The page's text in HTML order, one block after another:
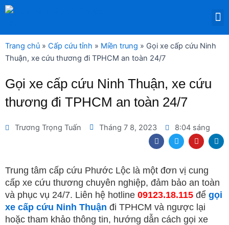
Nhảy
dung
Trang chủ » Cấp cứu tỉnh » Miền trung » Gọi xe cấp cứu Ninh
Thuận, xe cứu thương đi TPHCM an toàn 24/7
Gọi xe cấp cứu Ninh Thuận, xe cứu
thương đi TPHCM an toàn 24/7
Trương Trọng Tuấn Tháng 7 8, 2023 8:04 sáng
F
a
c
b
o
o
k
T
w
i
t
e
r
Y
o
u
u
b
e
L
i
n
i
n
Trung tâm cấp cứu Phước Lộc là một đơn vị cung
cấp xe cứu thương chuyên nghiệp, đảm bảo an toàn
và phục vụ 24/7. Liên hệ hotline 09123.18.115 để gọi
xe cấp cứu Ninh Thuận đi TPHCM và ngược lại
hoặc tham khảo thông tin, hướng dẫn cách gọi xe